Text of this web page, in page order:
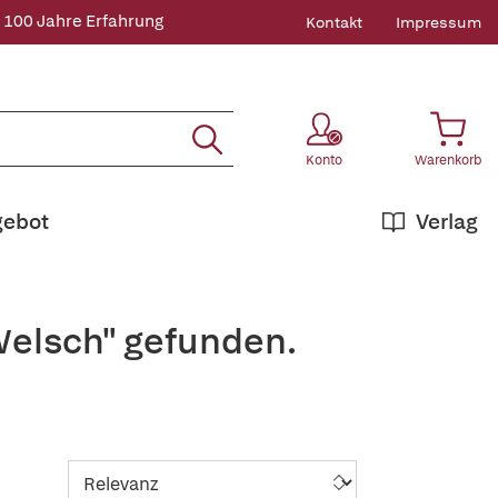
100 Jahre Erfahrung Kontakt Impressum
Konto Warenkorb
Verlag
gefunden.